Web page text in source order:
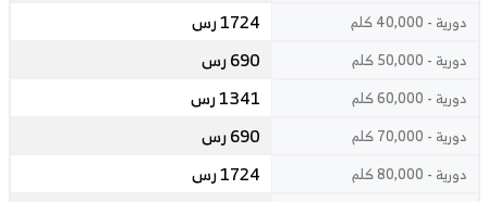
دورية - 40,000 كلم 1724 رس
دورية - 50,000 كلم 690 رس
دورية - 60,000 كلم 1341 رس
دورية - 70,000 كلم 690 رس
دورية - 80,000 كلم 1724 رس